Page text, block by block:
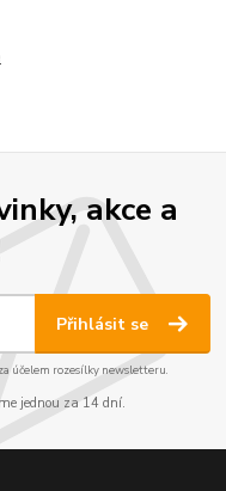
akce a
Přihlásit se
účelem rozesílky newsletteru.
jednou za 14 dní.